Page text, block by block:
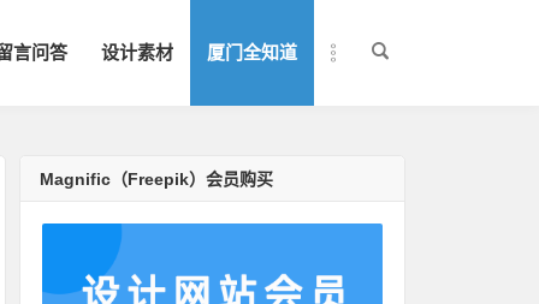
言问答 设计素材 厦门全知道
Magnific（Freepik）会员购买